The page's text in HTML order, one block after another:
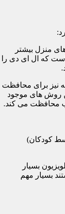
منزل بیشتر
که ال ای دی را
نیز برای محافظت
روش های موجود
محافظت می کند.
کودکان)
بسیار
بسیار مهم